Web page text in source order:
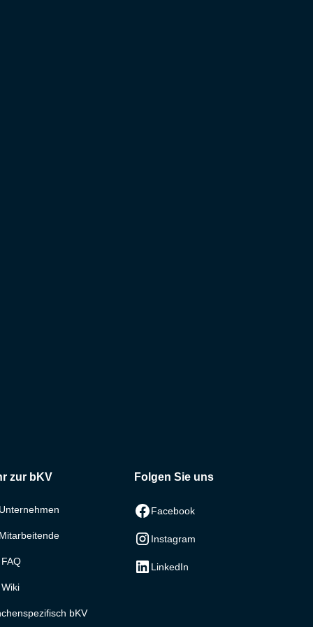
zur bKV
bKV
Folgen Sie uns
Facebook
Instagram
LinkedIn